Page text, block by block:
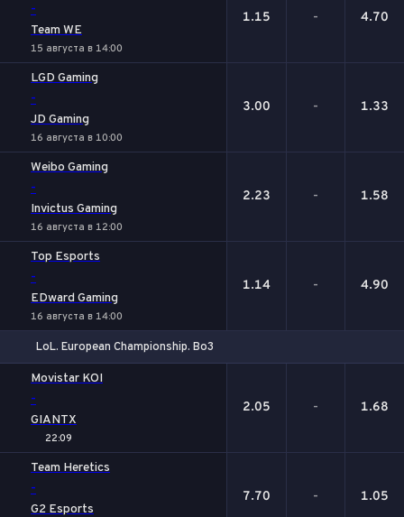
-
Team WE
15 августа в 14:00
1.15 - 4.70
LGD Gaming
-
JD Gaming
16 августа в 10:00
3.00 - 1.33
Weibo Gaming
-
Invictus Gaming
16 августа в 12:00
2.23 - 1.58
Top Esports
-
EDward Gaming
16 августа в 14:00
1.14 - 4.90
LoL. European Championship. Bo3
Movistar KOI
-
GIANTX
22:09
2.05 - 1.68
Team Heretics
-
G2 Esports
7.70 - 1.05